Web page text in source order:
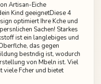
Artisan-Eiche
Kind geeignetDiese 4
optimiert Ihre Kche und
Sachen! Starkes
ist ein langlebiges und
das gegen
bestndig ist, wodurch
von Mbeln ist. Viel
viele Fcher und bietet